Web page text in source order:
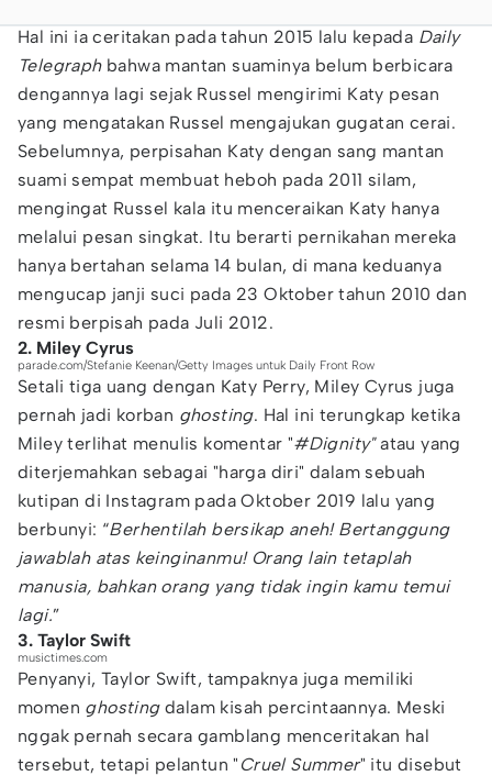
Hal ini ia ceritakan pada tahun 2015 lalu kepada Daily
Telegraphbahwa mantan suaminya belum berbicara
dengannya lagi sejak Russel mengirimi Katy pesan
yang mengatakan Russel mengajukan gugatan cerai.
Sebelumnya, perpisahan Katy dengan sang mantan
suami sempat membuat heboh pada 2011 silam,
mengingat Russel kala itu menceraikan Katy hanya
melalui pesan singkat. Itu berarti pernikahan mereka
hanya bertahan selama 14 bulan, di mana keduanya
mengucap janji suci pada 23 Oktober tahun 2010 dan
resmi berpisah pada Juli 2012.
2. Miley Cyrus
parade.com/Stefanie Keenan/Getty Images untuk Daily Front Row
Setali tiga uang dengan Katy Perry, Miley Cyrus juga
pernah jadi korban ghosting. Hal ini terungkap ketika
Miley terlihat menulis komentar "#Dignity"atau yang
diterjemahkan sebagai "harga diri" dalam sebuah
kutipan di Instagram pada Oktober 2019 lalu yang
berbunyi: “Berhentilah bersikap aneh! Bertanggung
jawablah atas keinginanmu! Orang lain tetaplah
manusia, bahkan orang yang tidak ingin kamu temui
lagi.”
3. Taylor Swift
musictimes.com
Penyanyi, Taylor Swift, tampaknya juga memiliki
momen ghostingdalam kisah percintaannya. Meski
nggak pernah secara gamblang menceritakan hal
tersebut, tetapi pelantun " Cruel Summer" itu disebut